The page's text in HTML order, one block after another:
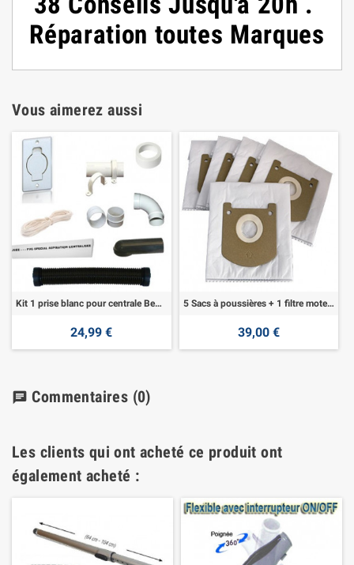
Réparation toutes Marques
Vous aimerez aussi
Kit 1 prise blanc pour centrale Beflexx
24,99 €
5 Sacs à poussières + 1 filtre moteur Beflexx
39,00 €
chat Commentaires (0)
Les clients qui ont acheté ce produit ont
également acheté :